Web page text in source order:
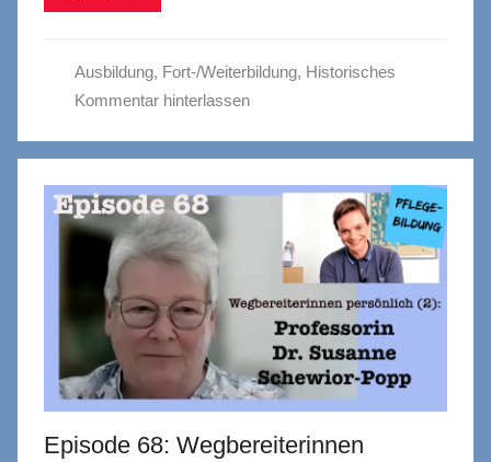
Ausbildung, Fort-/Weiterbildung, Historisches
Kommentar hinterlassen
Episode 68: Wegbereiterinnen